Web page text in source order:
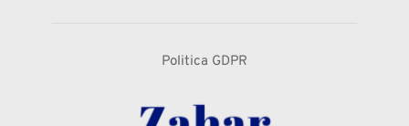
Politica GDPR